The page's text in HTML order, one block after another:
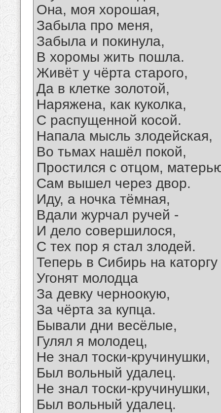
Она, моя хорошая,
Забыла про меня,
Забыла и покинула,
В хоромы жить пошла.
Живёт у чёрта старого,
Да в клетке золотой,
Наряжена, как куколка,
С распущенной косой.
Напала мысль злодейская,
Во тьмах нашёл покой,
Простился с отцом,
Сам вышел через двор.
Иду, а ночка тёмная,
Вдали журчал ручей -
И дело совершилося,
С тех пор я стал злодей.
Теперь в Сибирь на каторгу
Угонят молодца
За девку черноокую,
За чёрта за купца.
Бывали дни весёлые,
Гулял я молодец,
Не знал тоски-кручинушки,
Был вольный удалец.
Не знал тоски-кручинушки,
Был вольный удалец.